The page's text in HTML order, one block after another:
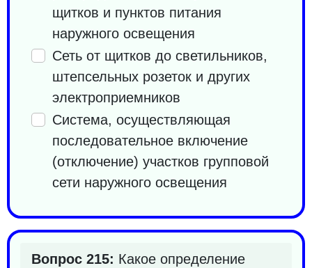
щитков и пунктов питания
наружного освещения
Сеть от щитков до светильников,
штепсельных розеток и других
электроприемников
Система, осуществляющая
последовательное включение
(отключение) участков групповой
сети наружного освещения
Вопрос 215: Какое определение